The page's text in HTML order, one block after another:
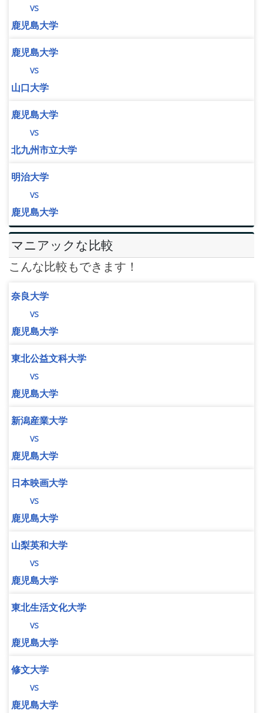
vs
鹿児島大学
鹿児島大学
vs
山口大学
鹿児島大学
vs
北九州市立大学
明治大学
vs
鹿児島大学
マニアックな比較
こんな比較もできます！
奈良大学
vs
鹿児島大学
東北公益文科大学
vs
鹿児島大学
新潟産業大学
vs
鹿児島大学
日本映画大学
vs
鹿児島大学
山梨英和大学
vs
鹿児島大学
東北生活文化大学
vs
鹿児島大学
修文大学
vs
鹿児島大学